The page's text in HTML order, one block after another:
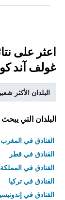
اعثر على
غولف آند
البلدان الأكثر
البلدان التي
الفنادق في المغرب
الفنادق في قطر
الفنادق في
الفنادق في تركيا
الفنادق في